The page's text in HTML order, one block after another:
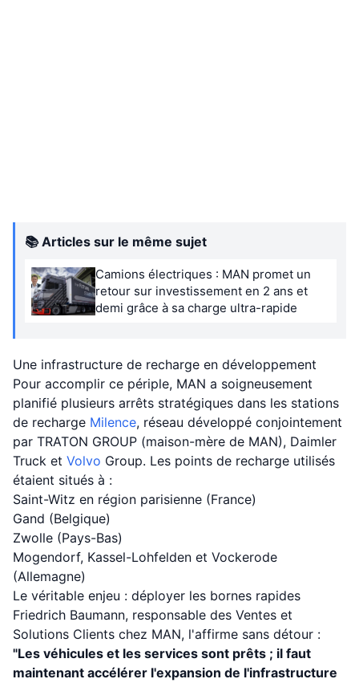
📚 Articles sur le même sujet
Camions électriques : MAN promet un
retour sur investissement en 2 ans et
demi grâce à sa charge ultra-rapide
Une infrastructure de recharge en développement
Pour accomplir ce périple, MAN a soigneusement
planifié plusieurs arrêts stratégiques dans les stations
de recharge Milence, réseau développé conjointement
par TRATON GROUP (maison-mère de MAN), Daimler
Truck et Volvo Group. Les points de recharge utilisés
étaient situés à :
Saint-Witz en région parisienne (France)
Gand (Belgique)
Zwolle (Pays-Bas)
Mogendorf, Kassel-Lohfelden et Vockerode
(Allemagne)
Le véritable enjeu : déployer les bornes rapides
Friedrich Baumann, responsable des Ventes et
Solutions Clients chez MAN, l'affirme sans détour :
"Les véhicules et les services sont prêts ; il faut
maintenant accélérer l'expansion de l'infrastructure